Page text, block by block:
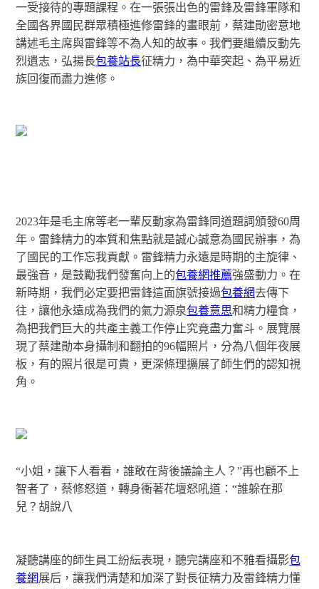
一受接待的專題課程。在一張張出色的雷鋒及雷鋒軍隊和
全國各界國民群眾積極進修雷鋒的畫眼前，蔡建勛密意地
講述毛主席與雷鋒等不為人知的故事。我們要繼續反動先
烈遺志，弘揚長包養站長征精力，為中華突起、為平易近
族回復而盡力進修。
2023年是毛主席等老一輩反動家為雷鋒同道題詞頒發60周
年。雷鋒精力的本質和焦點就是誠心誠意為國民辦事，為
了國民的工作忘我貢獻。雷鋒精力永遠是時期的主旋律、
最強音，是鼓勵我們發奮向上的包養網推薦強盛動力。在
新時期，我們必定要把雷鋒這面旗號接過包養網去傳下
往，讓他永遠成為我們的氣力源泉包養意思和精力糧食，
為把我們巨大的共產主義工作停止究竟盡力奮斗。展覽展
現了蔡建勛本身攝制和翻拍的96幅照片，分為八個年夜展
板，有的照片很是可貴，更深條理擴展了師生們的認知視
角。
“小姐，讓下人看看，誰敢在背後議論主人？”再也顧不上
智者了，蔡修怒道，轉身衝著花壇怒吼道：“誰躲在那
兒？胡說八
凝聽講座的師生員工紛紜表現，聽完講座和不雅看攝影包
養網展后，讓我們清楚和加深了對長征精力及雷鋒精力懂